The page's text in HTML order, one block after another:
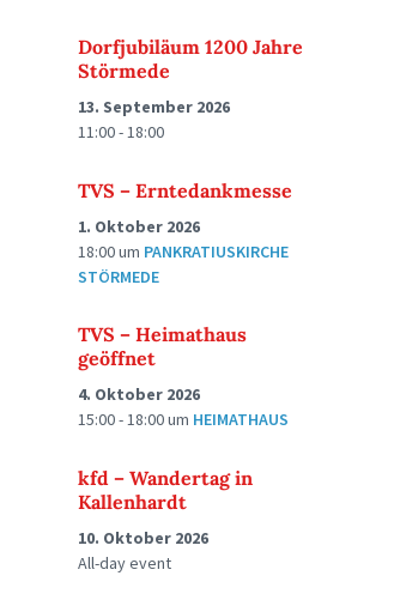
Dorfjubiläum 1200 Jahre
Störmede
13. September 2026
11:00 - 18:00
TVS – Erntedankmesse
1. Oktober 2026
18:00um PANKRATIUSKIRCHE
STÖRMEDE
TVS – Heimathaus
geöffnet
4. Oktober 2026
15:00 - 18:00um HEIMATHAUS
kfd – Wandertag in
Kallenhardt
10. Oktober 2026
All-day event